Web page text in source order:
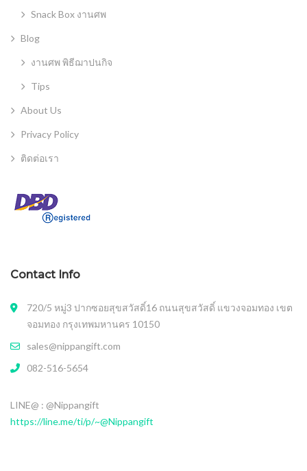
Snack Box งานศพ
Blog
งานศพ พิธีฌาปนกิจ
Tips
About Us
Privacy Policy
ติดต่อเรา
Contact Info
720/5 หมู่3 ปากซอยสุขสวัสดิ์16 ถนนสุขสวัสดิ์ แขวงจอมทอง เขต
จอมทอง กรุงเทพมหานคร 10150
sales@nippangift.com
082-516-5654
LINE@ : @Nippangift
https://line.me/ti/p/~@Nippangift